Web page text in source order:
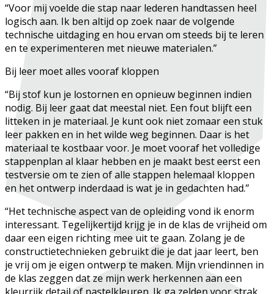
“Voor mij voelde die stap naar lederen handtassen heel
logisch aan. Ik ben altijd op zoek naar de volgende
technische uitdaging en hou ervan om steeds bij te leren
en te experimenteren met nieuwe materialen.”
Bij leer moet alles vooraf kloppen
“Bij stof kun je lostornen en opnieuw beginnen indien
nodig. Bij leer gaat dat meestal niet. Een fout blijft een
litteken in je materiaal. Je kunt ook niet zomaar een stuk
leer pakken en in het wilde weg beginnen. Daar is het
materiaal te kostbaar voor. Je moet vooraf het volledige
stappenplan al klaar hebben en je maakt best eerst een
testversie om te zien of alle stappen helemaal kloppen
en het ontwerp inderdaad is wat je in gedachten had.”
“Het technische aspect van de opleiding vond ik enorm
interessant. Tegelijkertijd krijg je in de klas de vrijheid om
daar een eigen richting mee uit te gaan. Zolang je de
constructietechnieken gebruikt die je dat jaar leert, ben
je vrij om je eigen ontwerp te maken. Mijn vriendinnen in
de klas zeggen dat ze mijn werk herkennen aan een